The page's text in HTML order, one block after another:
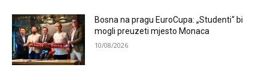
Bosna na pragu EuroCupa: „Studenti“ bi
mogli preuzeti mjesto Monaca
10/08/2026